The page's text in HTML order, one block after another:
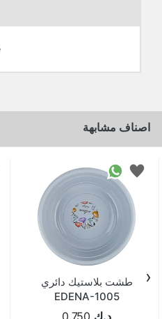
اصناف مشابهة
طشت بلاستيك دائري
EDENA-1005
‹